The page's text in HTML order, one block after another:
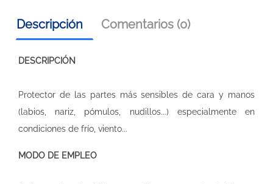
Descripción Comentarios (0)
DESCRIPCIÓN
Protector de las partes más sensibles de cara y manos
(labios, nariz, pómulos, nudillos...) especialmente en
condiciones de frío, viento...
MODO DE EMPLEO